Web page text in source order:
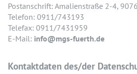
Postanschrift: Amalienstraße 2-4,
Telefon: 0911/743193
Telefax: 0911/7431959
E-Mail: info@mgs-fuerth.de
Kontaktdaten des/der